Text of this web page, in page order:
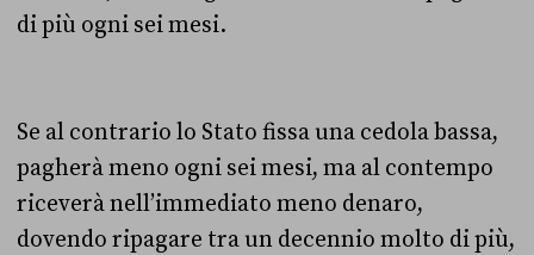
di più ogni sei mesi.
Se al contrario lo Stato fissa una cedola bassa,
pagherà meno ogni sei mesi, ma al contempo
riceverà nell’immediato meno denaro,
dovendo ripagare tra un decennio molto di più,